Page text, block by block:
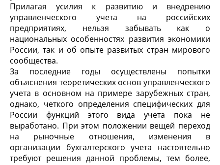
Прилагая усилия к развитию и внедрению
управленческого учета на российских
предприятиях, нельзя забывать как о
национальных особенностях развития экономики
России, так и об опыте развитых стран мирового
сообщества.
За последние годы осуществлены попытки
объяснения теоретических основ управленческого
учета в основном на примере зарубежных стран,
однако, четкого определения специфических для
России функций этого вида учета пока не
выработано. При этом положении вещей переход
на рыночные отношения, изменения в
организации бухгалтерского учета настоятельно
требуют решения данной проблемы, тем более,